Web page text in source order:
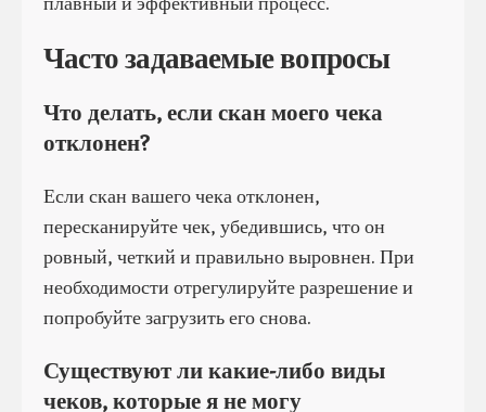
Часто задаваемые вопросы
Что делать, если скан моего чека
отклонен?
Если скан вашего чека отклонен,
пересканируйте чек, убедившись, что он
ровный, четкий и правильно выровнен. При
необходимости отрегулируйте разрешение и
попробуйте загрузить его снова.
Существуют ли какие-либо виды
чеков, которые я не могу